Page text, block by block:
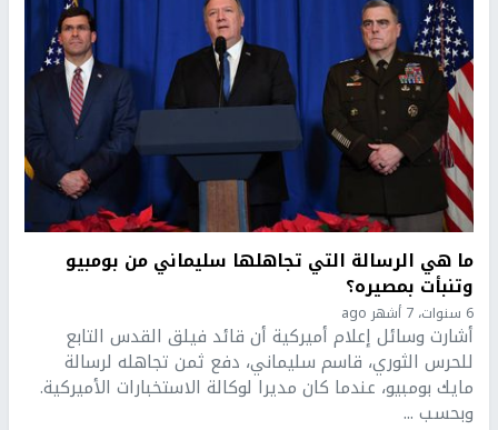
ما هي الرسالة التي تجاهلها سليماني من بومبيو
وتنبأت بمصيره؟
6 سنوات، 7 أشهر ago
أشارت وسائل إعلام أميركية أن قائد فيلق القدس التابع
للحرس الثوري، قاسم سليماني، دفع ثمن تجاهله لرسالة
مايك بومبيو، عندما كان مديرا لوكالة الاستخبارات الأميركية.
وبحسب ...